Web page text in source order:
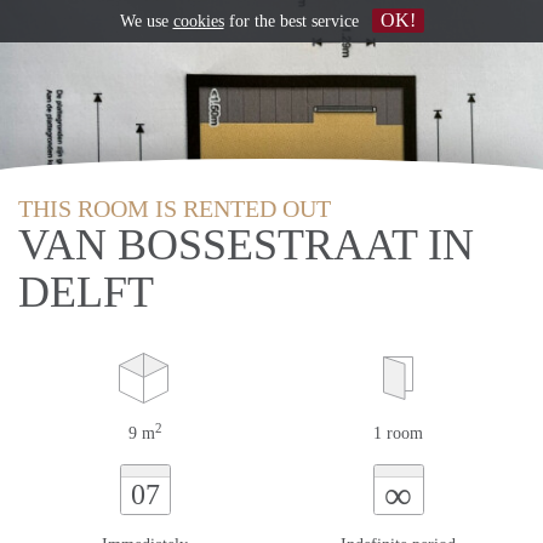
THIS ROOM IS RENTED OUT
VAN BOSSESTRAAT IN
DELFT
9 m2 1 room
07 ∞
We use cookiesfor the best service OK!